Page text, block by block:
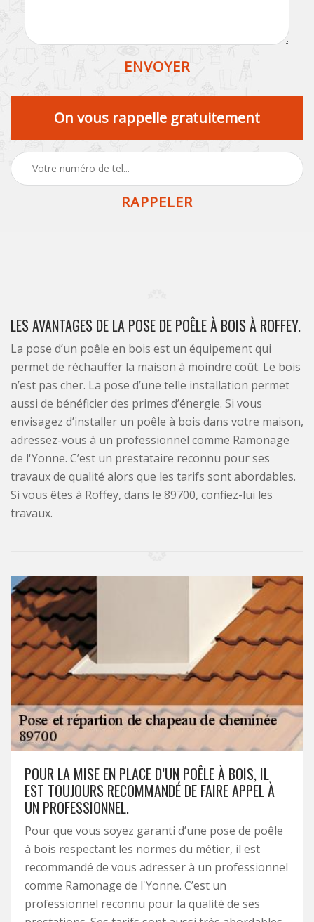
On vous rappelle gratuitement
LES AVANTAGES DE LA POSE DE POÊLE À BOIS À ROFFEY.
La pose d’un poêle en bois est un équipement qui
permet de réchauffer la maison à moindre coût. Le bois
n’est pas cher. La pose d’une telle installation permet
aussi de bénéficier des primes d’énergie. Si vous
envisagez d’installer un poêle à bois dans votre maison,
adressez-vous à un professionnel comme Ramonage
de l'Yonne. C’est un prestataire reconnu pour ses
travaux de qualité alors que les tarifs sont abordables.
Si vous êtes à Roffey, dans le 89700, confiez-lui les
travaux.
POUR LA MISE EN PLACE D’UN POÊLE À BOIS, IL
EST TOUJOURS RECOMMANDÉ DE FAIRE APPEL À
UN PROFESSIONNEL.
Pour que vous soyez garanti d’une pose de poêle
à bois respectant les normes du métier, il est
recommandé de vous adresser à un professionnel
comme Ramonage de l'Yonne. C’est un
professionnel reconnu pour la qualité de ses